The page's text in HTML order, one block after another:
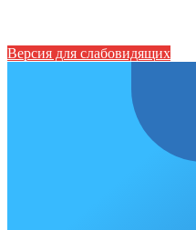
Версия для слабовидящих